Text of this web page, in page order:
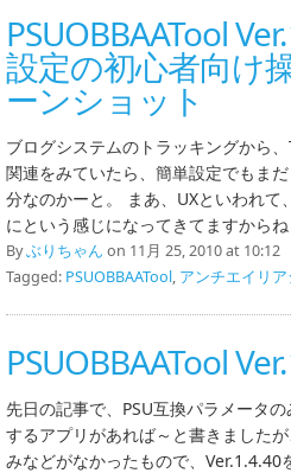
PSUOBBAATool
設定の初心者向け
ーンショット
ブログシステムのトラッキングから
関連をみていたら、簡単設定でもま
分なのかーと。 まあ、UXといわれて
にという感じになってきてますから
Byぶりちゃん on 11月 25, 2010 at 10:12
Tagged: PSUOBBAATool, アンチエイリ
PSUOBBAATool
先日の記事で、PSU互換パラメータ
するアプリがあれば～と書きました
みなどがなかったもので、Ver.1.4.40